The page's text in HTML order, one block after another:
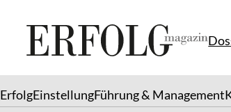
ErfolgEinstellungFührung & Management